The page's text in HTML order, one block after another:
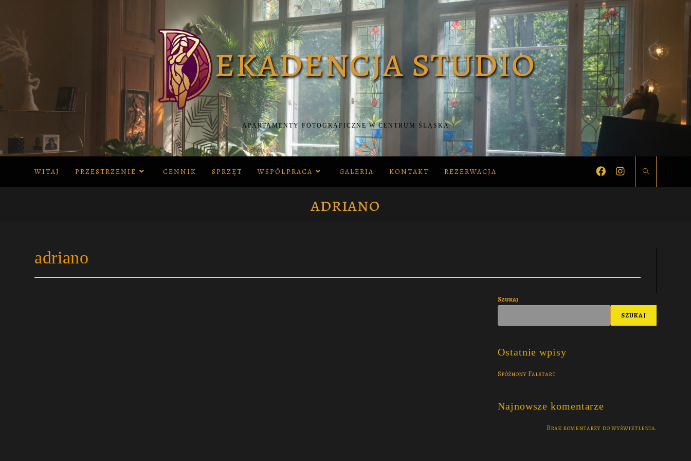
APARTAMENTY FOTOGRAFICZNE W CENTRUM ŚLĄSKA
WITAJ PRZESTRZENIE CENNIK SPRZĘT WSPÓŁPRACA GALERIA KONTAKT REZERWACJA
adriano
adriano
Szukaj
SZUKAJ
Ostatnie wpisy
Spóźnony Falstart
Najnowsze komentarze
Brak komentarzy do wyświetlenia.